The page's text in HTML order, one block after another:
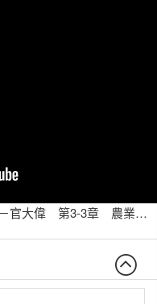
原住民生態知識與社區自然資源管理－官大偉 第3-3章 農業相關之原住民知識研究案例